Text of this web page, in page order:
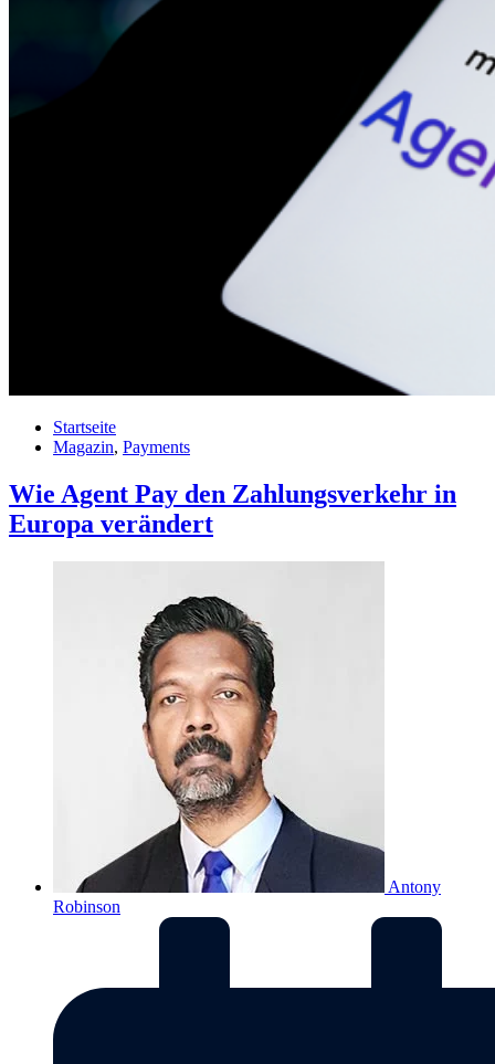
Startseite
Magazin, Payments
Wie Agent Pay den Zahlungsverkehr in
Europa verändert
Antony
Robinson